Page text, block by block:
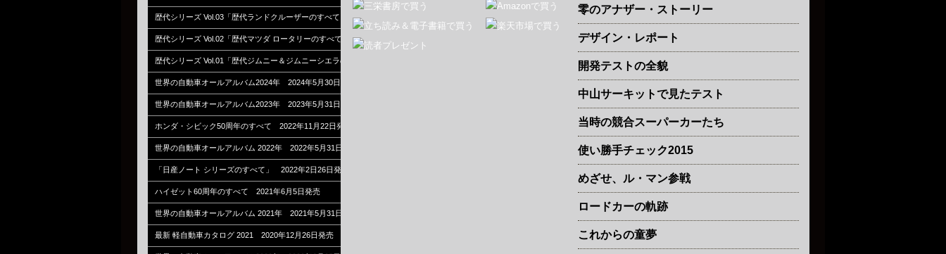
歴代シリーズ Vol.03「歴代ランドクルーザーのすべて」 2024年12月23日発売
歴代シリーズ Vol.02「歴代マツダ ロータリーのすべて」 2024年11月28日発売
歴代シリーズ Vol.01「歴代ジムニー＆ジムニーシエラのすべて」 2024年11月5日発売
世界の自動車オールアルバム2024年 2024年5月30日発売
世界の自動車オールアルバム2023年 2023年5月31日発売
ホンダ・シビック50周年のすべて 2022年11月22日発売
世界の自動車オールアルバム 2022年 2022年5月31日発売
「日産ノート シリーズのすべて」 2022年2日26日発売
ハイゼット60周年のすべて 2021年6月5日発売
世界の自動車オールアルバム 2021年 2021年5月31日発売
最新 軽自動車カタログ 2021 2020年12月26日発売
零のアナザー・ストーリー
デザイン・レポート
開発テストの全貌
中山サーキットで見たテスト
当時の競合スーパーカーたち
使い勝手チェック2015
めざせ、ル・マン参戦
ロードカーの軌跡
これからの童夢